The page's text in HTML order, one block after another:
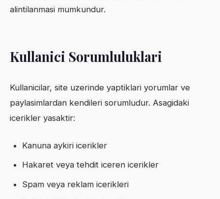
alintilanmasi mumkundur.
Kullanici Sorumluluklari
Kullanicilar, site uzerinde yaptiklari yorumlar ve
paylasimlardan kendileri sorumludur. Asagidaki
icerikler yasaktir:
Kanuna aykiri icerikler
Hakaret veya tehdit iceren icerikler
Spam veya reklam icerikleri